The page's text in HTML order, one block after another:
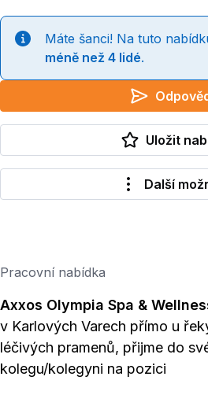
Máte šanci! Na tuto
méně než 4 lidé.
Uložit
Další
Pracovní nabídka
Axxos Olympia Spa &
v Karlových Varech přímo u
léčivých pramenů, přijme do
kolegu/kolegyni na pozici